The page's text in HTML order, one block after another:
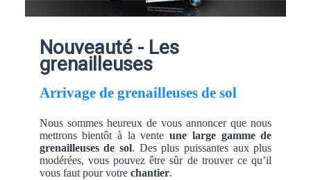
Nouveauté - Les
grenailleuses
Arrivage de grenailleuses de sol
Nous sommes heureux de vous annoncer que nous
mettrons bientôt à la venteune large gamme de
grenailleuses de sol. Des plus puissantes aux plus
modérées, vous pouvez être sûr de trouver ce qu’il
vous faut pour votre chantier.